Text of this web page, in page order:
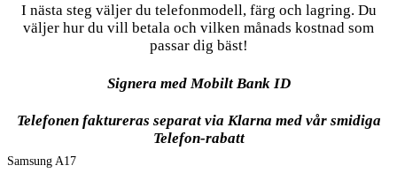
I nästa steg väljer du telefonmodell, färg och lagring. Du
väljer hur du vill betala och vilken månads kostnad som
passar dig bäst!
Signera med Mobilt Bank ID
Telefonen faktureras separat via Klarna med vår smidiga
Telefon-rabatt
Samsung A17